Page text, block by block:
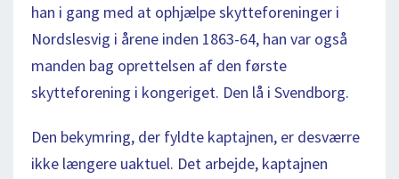
han i gang med at ophjælpe skytteforeninger i
Nordslesvig i årene inden 1863-64, han var også
manden bag oprettelsen af den første
skytteforening i kongeriget. Den lå i Svendborg.
Den bekymring, der fyldte kaptajnen, er desværre
ikke længere uaktuel. Det arbejde, kaptajnen